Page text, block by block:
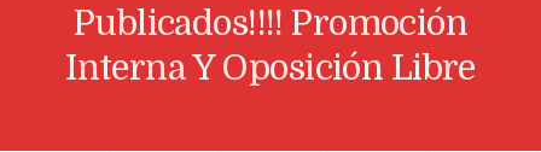
Publicados!!!! Promoción
Interna Y Oposición Libre